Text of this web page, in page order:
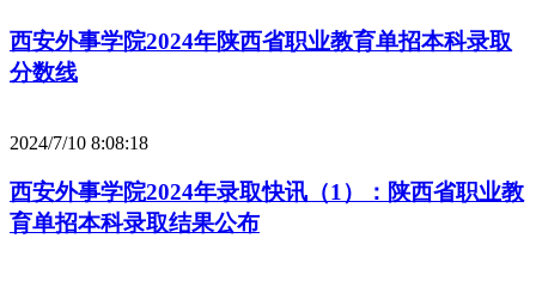
西安外事学院2024年陕西省职业教育单招本科录取
分数线
2024/7/10 8:08:18
西安外事学院2024年录取快讯（1）：陕西省职业教
育单招本科录取结果公布